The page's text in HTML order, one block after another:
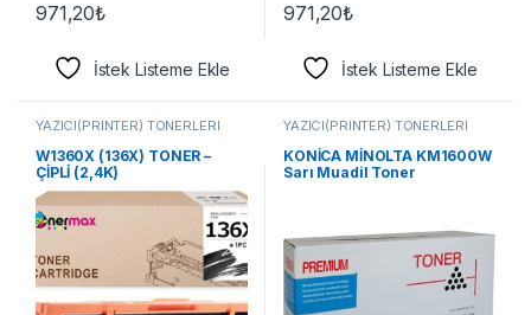
971,20₺
İstek Listeme Ekle
971,20₺
İstek Listeme Ekle
YAZICI(PRİNTER) TONERLERİ
W1360X (136X) TONER –
ÇİPLİ (2,4K)
YAZICI(PRİNTER) TONERLERİ
KONİCA MİNOLTA KM1600W
Sarı Muadil Toner